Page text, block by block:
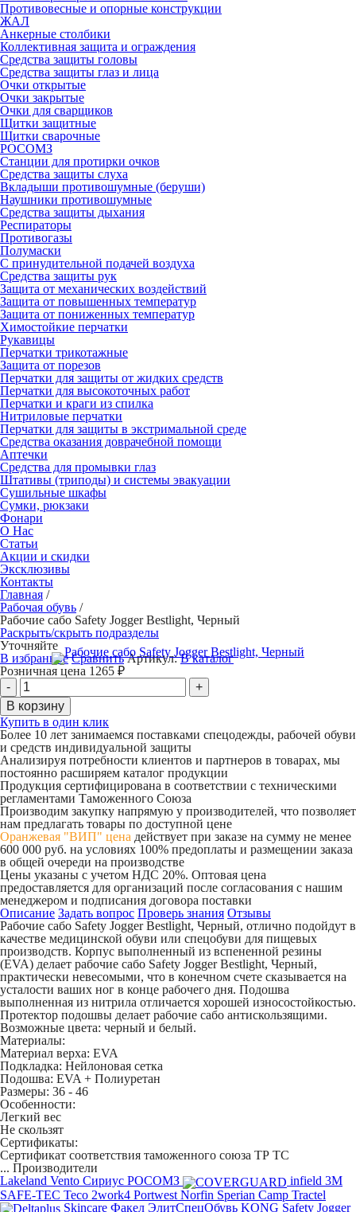
Противовесные и опорные конструкции
ЖАЛ
Анкерные столбики
Коллективная защита и ограждения
Средства защиты головы
Средства защиты глаз и лица
Очки открытые
Очки закрытые
Очки для сварщиков
Щитки защитные
Щитки сварочные
РОСОМЗ
Станции для протирки очков
Средства защиты слуха
Вкладыши противошумные (беруши)
Наушники противошумные
Средства защиты дыхания
Респираторы
Противогазы
Полумаски
С принудительной подачей воздуха
Средства защиты рук
Защита от механических воздействий
Защита от повышенных температур
Защита от пониженных температур
Химостойкие перчатки
Рукавицы
Перчатки трикотажные
Защита от порезов
Перчатки для защиты от жидких средств
Перчатки для высокоточных работ
Перчатки и краги из спилка
Нитриловые перчатки
Перчатки для защиты в экстримальной среде
Средства оказания доврачебной помощи
Аптечки
Средства для промывки глаз
Штативы (триподы) и системы эвакуации
Сушильные шкафы
Сумки, рюкзаки
Фонари
О Нас
Статьи
Акции и скидки
Эксклюзивы
Контакты
Главная /
Рабочая обувь /
Рабочие сабо Safety Jogger Bestlight, Черный
Раскрыть/скрыть подразделы
Уточняйте
В избранное Сравнить Артикул:В каталог
Розничная цена 1265 ₽
Купить в один клик
Более 10 лет занимаемся поставками спецодежды, рабочей обуви
и средств индивидуальной защиты
Анализируя потребности клиентов и партнеров в товарах, мы
постоянно расширяем каталог продукции
Продукция сертифицирована в соответствии с техническими
регламентами Таможенного Союза
Производим закупку напрямую у производителей, что позволяет
нам предлагать товары по доступной цене
Оранжевая "ВИП" цена действует при заказе на сумму не менее
600 000 руб. на условиях 100% предоплаты и размещении заказа
в общей очереди на производстве
Цены указаны с учетом НДС 20%. Оптовая цена
предоставляется для организаций после согласования с нашим
менеджером и подписания договора поставки
Описание Задать вопрос Проверь знания Отзывы
Рабочие сабо Safety Jogger Bestlight, Черный, отлично подойдут в
качестве медицинской обуви или спецобуви для пищевых
производств. Корпус выполненный из вспененной резины
(EVA) делает рабочие сабо Safety Jogger Bestlight, Черный,
практически невесомыми, что в конечном счете сказывается на
усталости ваших ног в конце рабочего дня. Подошва
выполненная из нитрила отличается хорошей износостойкостью.
Протектор подошвы делает рабочие сабо антискользящими.
Возможные цвета: черный и белый.
Материалы:
Материал верха: EVA
Подкладка: Нейлоновая сетка
Подошва: EVA + Полиуретан
Размеры: 36 - 46
Особенности:
Легкий вес
Не скользят
Сертификаты:
Сертификат соответствия таможенного союза ТР ТС
... Производители
Lakeland Vento Сириус РОСОМЗ infield 3M
SAFE-TEC Teco 2work4 Portwest Norfin Sperian Camp Tractel
Skincare Факел ЭлитСпецОбувь KONG Safety Jogger